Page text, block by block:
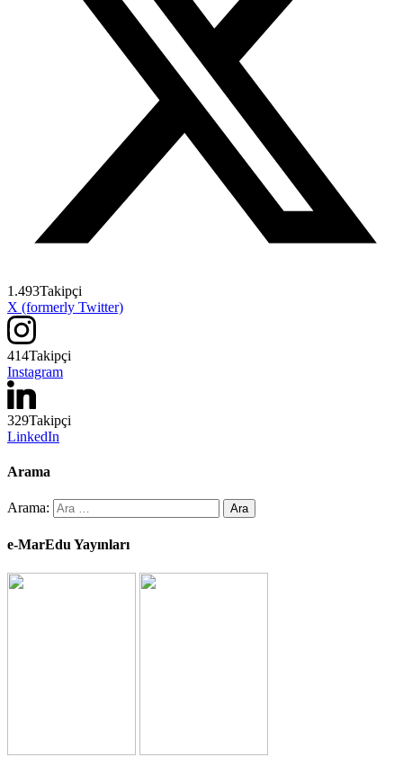
1.493Takipçi
X (formerly Twitter)
414Takipçi
Instagram
329Takipçi
LinkedIn
Arama
Arama:
e-MarEdu Yayınları